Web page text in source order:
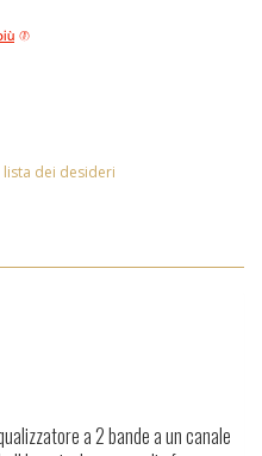
lista dei desideri
a 2 bande a un canale